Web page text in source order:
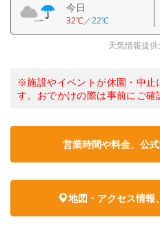
今日
32℃／22℃
天気情報提
※施設やイベントが休園・中止
す。おでかけの際は事前にご確
営業時間や料金、公
地図・アクセス情報